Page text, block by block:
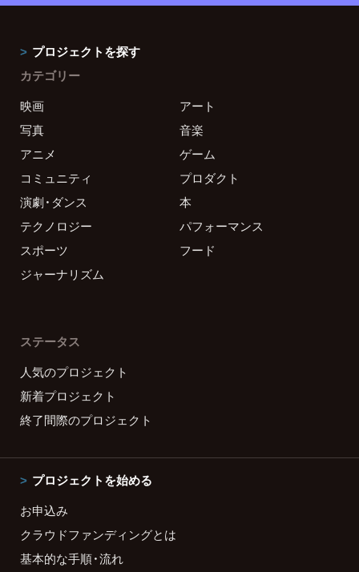
プロジェクトを探す
カテゴリー
映画
アート
写真
音楽
アニメ
ゲーム
コミュニティ
プロダクト
演劇・ダンス
本
テクノロジー
パフォーマンス
スポーツ
フード
ジャーナリズム
ステータス
人気のプロジェクト
新着プロジェクト
終了間際のプロジェクト
プロジェクトを始める
お申込み
クラウドファンディングとは
基本的な手順・流れ